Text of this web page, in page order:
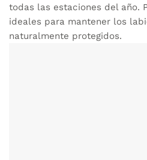
todas las estaciones del año.
ideales para mantener los
naturalmente protegidos.